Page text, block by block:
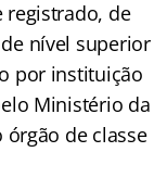
registrado, de
nível superior
por instituição
Ministério da
órgão de classe